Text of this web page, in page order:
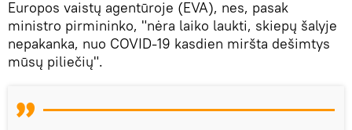
Europos vaistų agentūroje (EVA), nes, pasak
ministro pirmininko, "nėra laiko laukti, skiepų šalyje
nepakanka, nuo COVID-19 kasdien miršta dešimtys
mūsų piliečių".